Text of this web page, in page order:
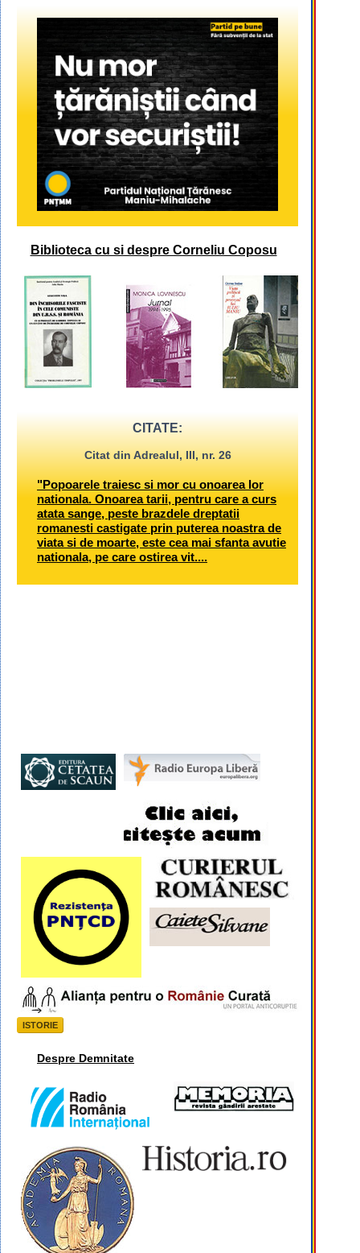
Biblioteca cu si despre Corneliu Coposu
CITATE:
Citat din Adrealul, III, nr. 26
"Popoarele traiesc si mor cu onoarea lor
nationala. Onoarea tarii, pentru care a curs
atata sange, peste brazdele dreptatii
romanesti castigate prin puterea noastra de
viata si de moarte, este cea mai sfanta avutie
nationala, pe care ostirea vit....
ISTORIE
Despre Demnitate